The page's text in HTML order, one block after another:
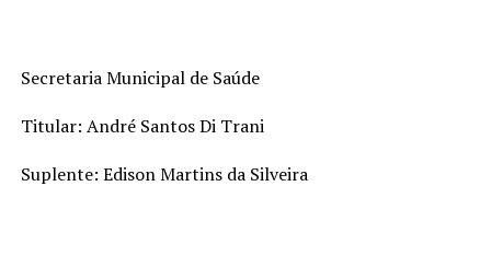
Secretaria Municipal de Saúde
Titular: André Santos Di Trani
Suplente: Edison Martins da Silveira